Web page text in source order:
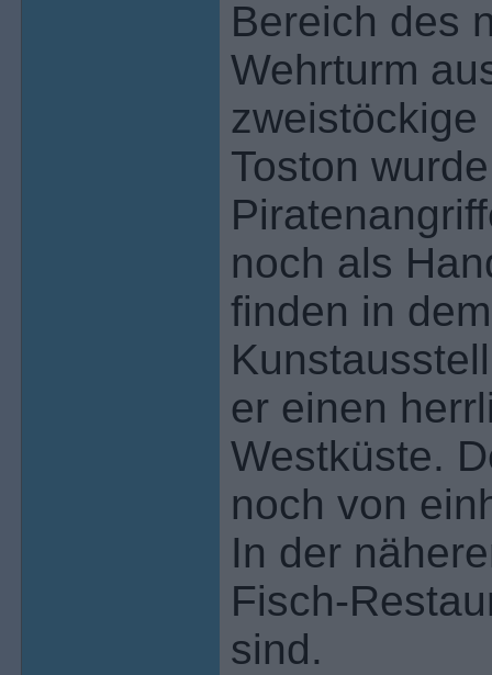
Bereich des
Wehrturm
Toston
noch als
finden in
er einen
Westküste.
noch von
In der
Fisch-
sind.